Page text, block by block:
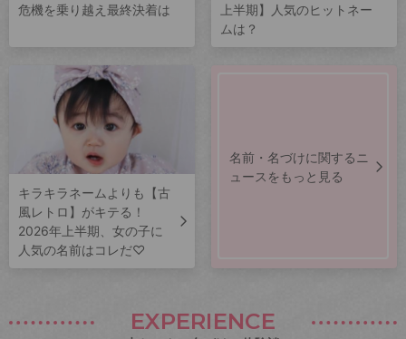
危機を乗り越え最終決着は
上半期】人気のヒットネー
ムは？
キラキラネームよりも【古
風レトロ】がキテる！
2026年上半期、女の子に
人気の名前はコレだ♡
名前・名づけに関するニ
ュースをもっと見る
EXPERIENCE